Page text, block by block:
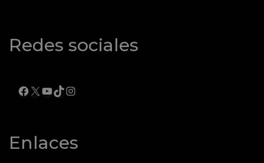
Redes sociales
FACEBOOK
X YOUTUBE
TIKTOK
INSTAGRAM
Enlaces